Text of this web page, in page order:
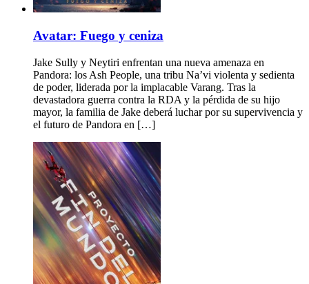
Avatar: Fuego y ceniza
Jake Sully y Neytiri enfrentan una nueva amenaza en
Pandora: los Ash People, una tribu Na’vi violenta y sedienta
de poder, liderada por la implacable Varang. Tras la
devastadora guerra contra la RDA y la pérdida de su hijo
mayor, la familia de Jake deberá luchar por su supervivencia y
el futuro de Pandora en […]